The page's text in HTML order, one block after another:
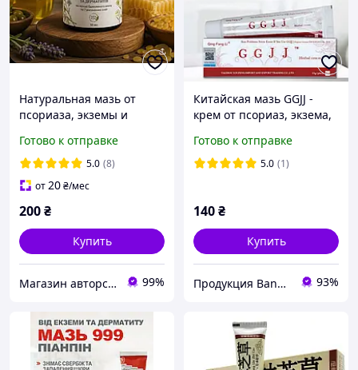
Натуральная мазь от
псориаза, экземы и
пчелиного и
растительных восков и 8
растительных масел
Готово к отправке
5.0 (8)
от20₴/мес
200₴
Купить
Магазин авторської косметики "Валькірія" 99%
Китайская мазь GGJJ -
крем от псориаз, экзема,
Готово к отправке
5.0 (1)
140₴
Купить
Продукция Bang De Li 93%